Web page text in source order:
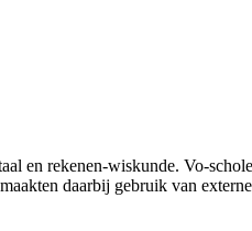
en rekenen-wiskunde. Vo-
daarbij gebruik van